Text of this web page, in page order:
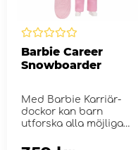
Barbie Career
Snowboarder
Med Barbie Karriär-
dockor kan barn
utforska alla möjliga